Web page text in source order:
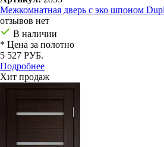
Межкомнатная дверь с эко шпоном
отзывов нет
В наличии
* Цена за полотно
5 527 РУБ.
Подробнее
Хит продаж